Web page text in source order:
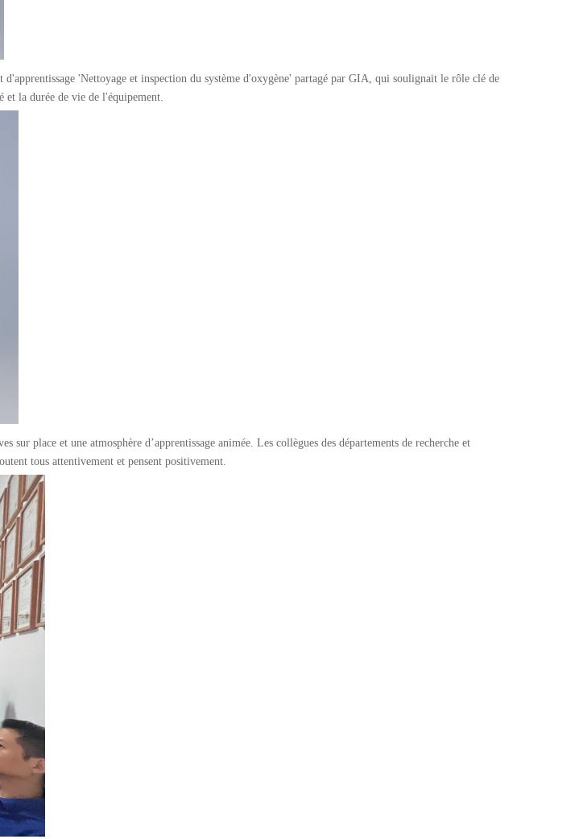
d'apprentissage 'Nettoyage et inspection du système d'oxygène' partagé par GIA, qui soulignait le rôle clé de
et la durée de vie de l'équipement.
place et une atmosphère d’apprentissage animée. Les collègues des départements de recherche et
tous attentivement et pensent positivement.